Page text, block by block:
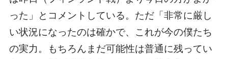
った」とコメントしている。ただ「非常に厳し
い状況になったのは確かで、これが今の僕たち
の実力。もちろんまだ可能性は普通に残ってい